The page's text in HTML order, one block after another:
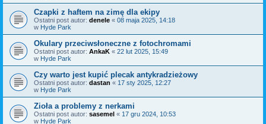
Czapki z haftem na zimę dla ekipy
Ostatni post autor: denele « 08 maja 2025, 14:18
w Hyde Park
Okulary przeciwsłoneczne z fotochromami
Ostatni post autor: AnkaK « 22 lut 2025, 15:49
w Hyde Park
Czy warto jest kupić plecak antykradzieżowy
Ostatni post autor: dastan « 17 sty 2025, 12:27
w Hyde Park
Zioła a problemy z nerkami
Ostatni post autor: sasemel « 17 gru 2024, 10:53
w Hyde Park